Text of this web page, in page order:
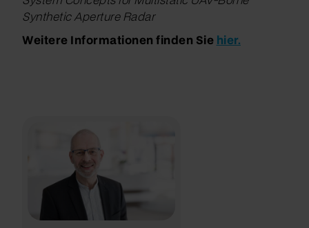
Synthetic Aperture Radar
Weitere Informationen finden Sie hier.